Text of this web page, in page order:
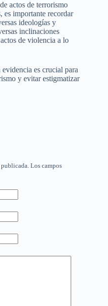
actos de terrorismo
es importante recordar
ideologías y
inclinaciones
de violencia a lo
es crucial para
y evitar estigmatizar
Los campos